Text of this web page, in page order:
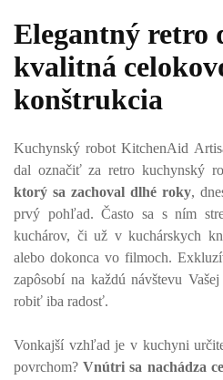
Elegantný retro
kvalitná
konštrukcia
Kuchynský robot KitchenAid
dal označiť za retro kuchynský
ktorý sa zachoval dlhé roky,
prvý pohľad. Často sa s ním
kuchárov, či už v kuchárskych
alebo dokonca vo filmoch.
zapôsobí na každú návštevu
robiť iba radosť.
Vonkajší vzhľad je v kuchyni
povrchom? Vnútri sa nachádza